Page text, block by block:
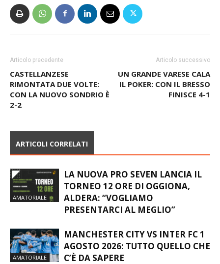
Articolo precedente
CASTELLANZESE
RIMONTATA DUE VOLTE:
CON LA NUOVO SONDRIO È
2-2
Articolo successivo
UN GRANDE VARESE CALA
IL POKER: CON IL BRESSO
FINISCE 4-1
ARTICOLI CORRELATI
AMATORIALE
LA NUOVA PRO SEVEN LANCIA IL
TORNEO 12 ORE DI OGGIONA,
ALDERA: “VOGLIAMO
PRESENTARCI AL MEGLIO”
AMATORIALE
MANCHESTER CITY VS INTER FC 1
AGOSTO 2026: TUTTO QUELLO CHE
C’È DA SAPERE